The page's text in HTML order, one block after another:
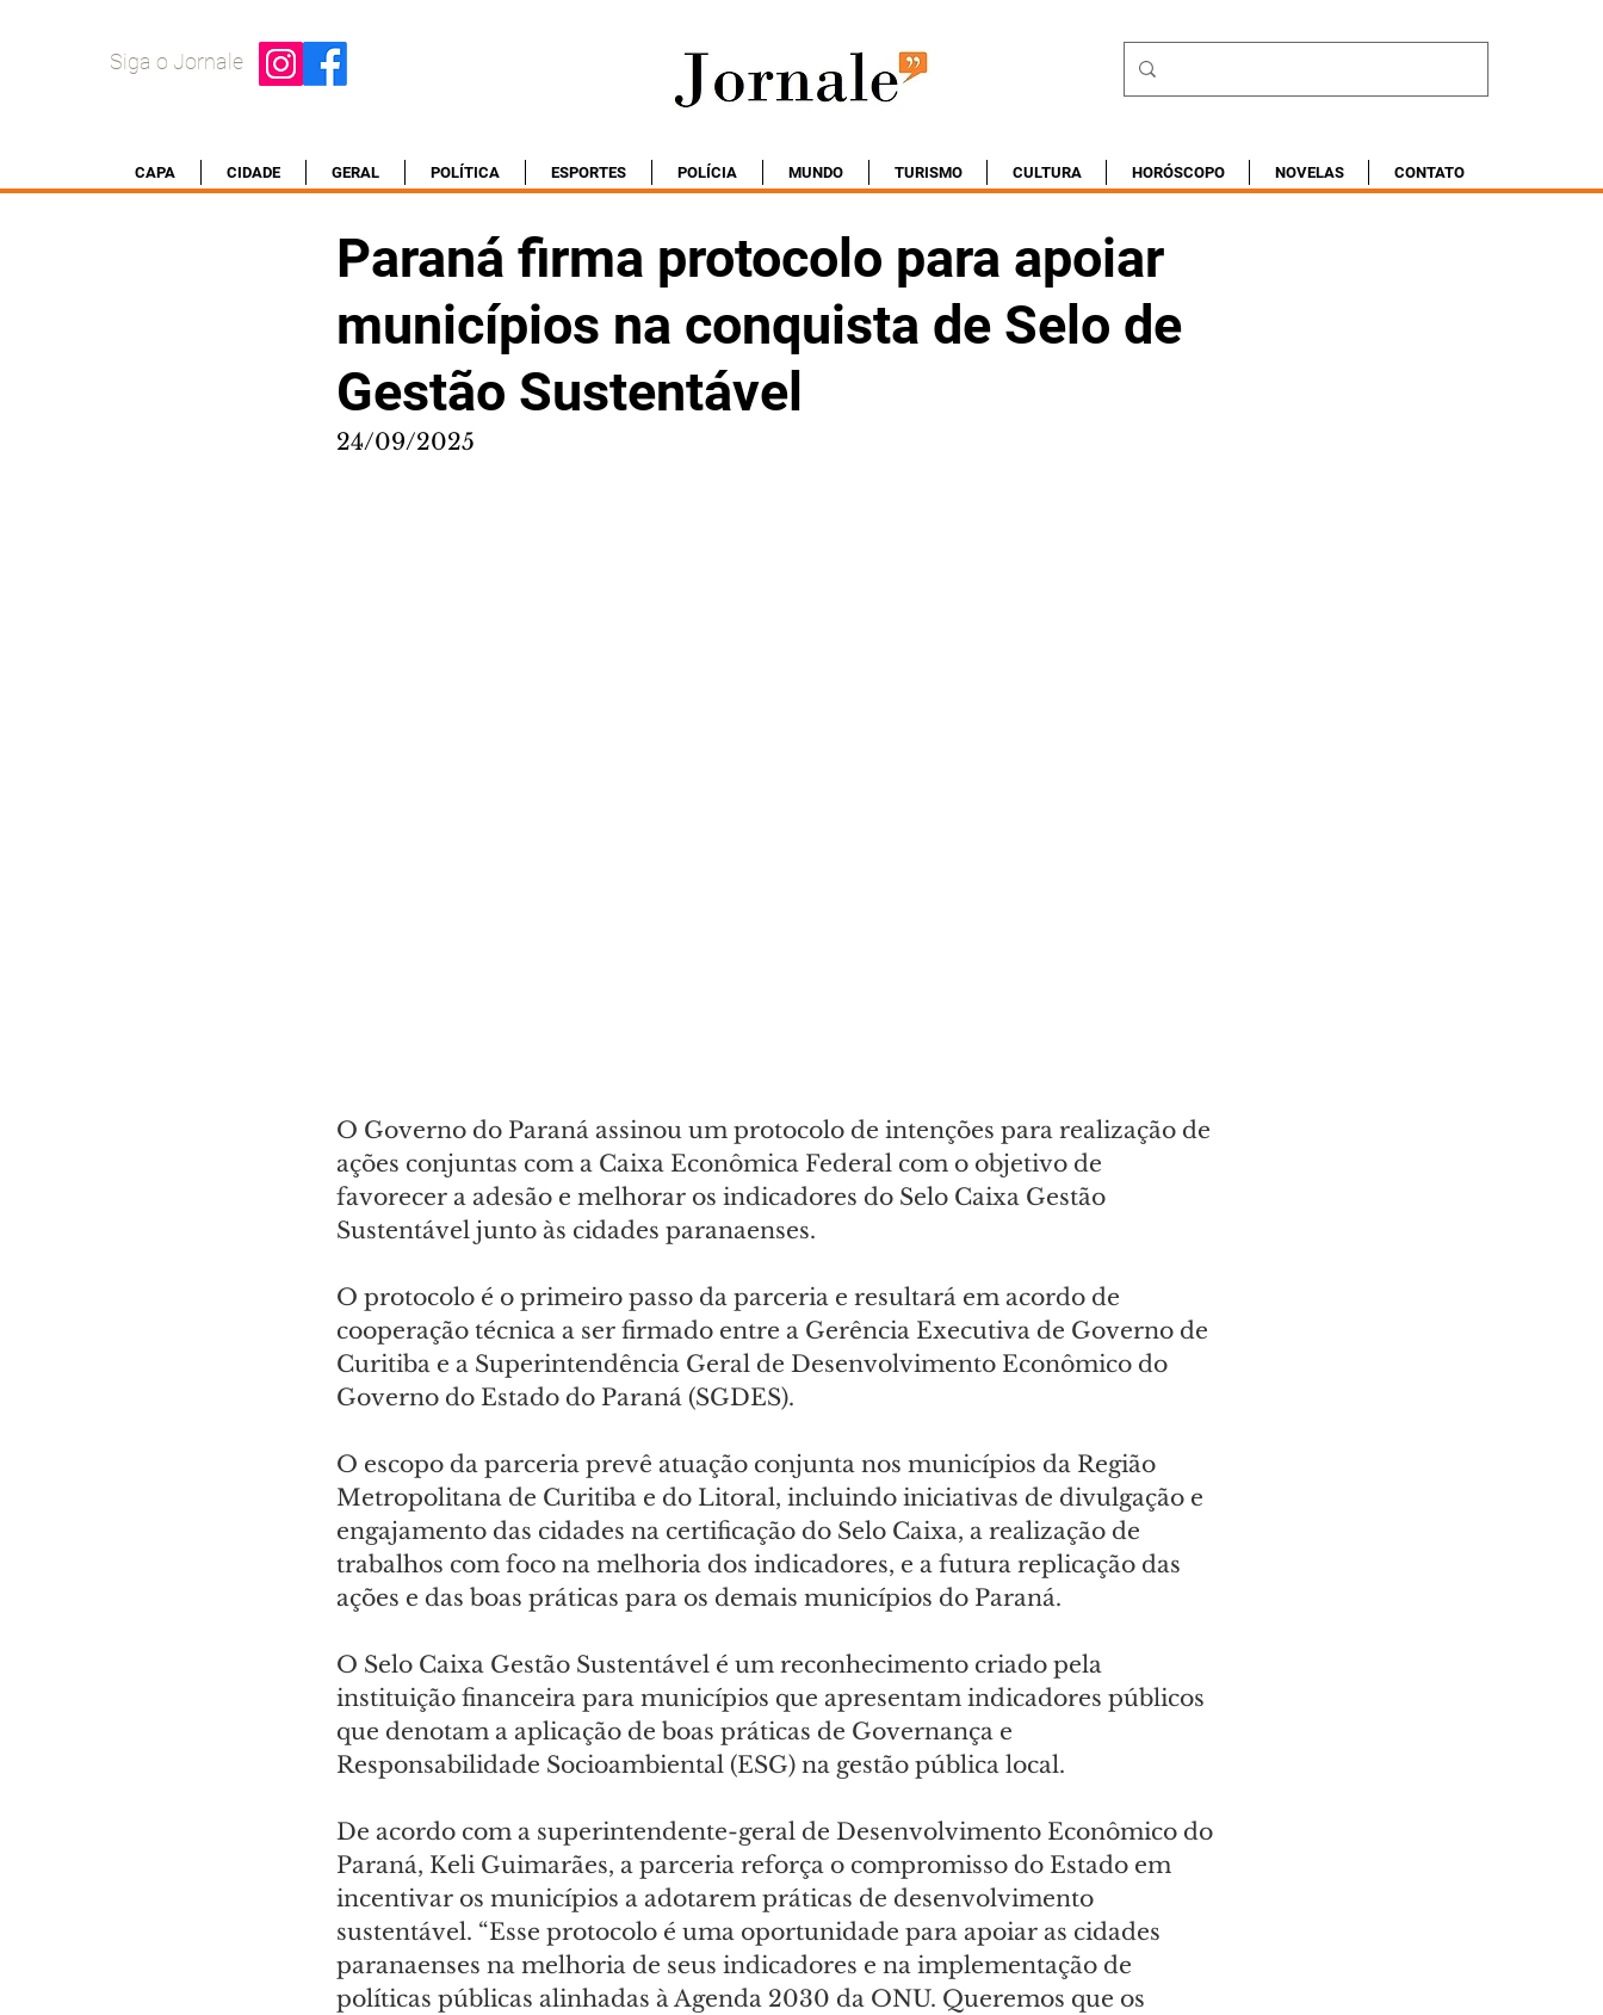
Siga o Jornale
CAPA CIDADE GERAL POLÍTICA ESPORTES POLÍCIA MUNDO TURISMO CULTURA HORÓSCOPO NOVELAS CONTATO
Paraná firma protocolo para apoiar
municípios na conquista de Selo de
Gestão Sustentável
24/09/2025
O Governo do Paraná assinou um protocolo de intenções para realização de
ações conjuntas com a Caixa Econômica Federal com o objetivo de
favorecer a adesão e melhorar os indicadores do Selo Caixa Gestão
Sustentável junto às cidades paranaenses.
O protocolo é o primeiro passo da parceria e resultará em acordo de
cooperação técnica a ser firmado entre a Gerência Executiva de Governo de
Curitiba e a Superintendência Geral de Desenvolvimento Econômico do
Governo do Estado do Paraná (SGDES).
O escopo da parceria prevê atuação conjunta nos municípios da Região
Metropolitana de Curitiba e do Litoral, incluindo iniciativas de divulgação e
engajamento das cidades na certificação do Selo Caixa, a realização de
trabalhos com foco na melhoria dos indicadores, e a futura replicação das
ações e das boas práticas para os demais municípios do Paraná.
O Selo Caixa Gestão Sustentável é um reconhecimento criado pela
instituição financeira para municípios que apresentam indicadores públicos
que denotam a aplicação de boas práticas de Governança e
Responsabilidade Socioambiental (ESG) na gestão pública local.
De acordo com a superintendente-geral de Desenvolvimento Econômico do
Paraná, Keli Guimarães, a parceria reforça o compromisso do Estado em
incentivar os municípios a adotarem práticas de desenvolvimento
sustentável. “Esse protocolo é uma oportunidade para apoiar as cidades
paranaenses na melhoria de seus indicadores e na implementação de
políticas públicas alinhadas à Agenda 2030 da ONU. Queremos que os